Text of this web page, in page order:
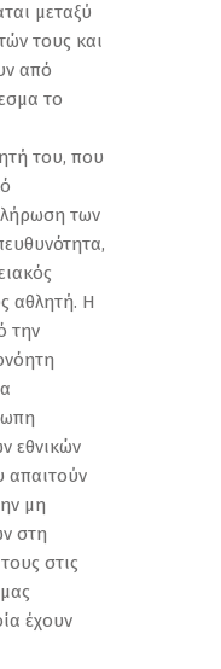
μεταξύ
τους και
από
το
του, που
των
αθλητή. Η
την
εθνικών
απαιτούν
μη
στη
στις
έχουν